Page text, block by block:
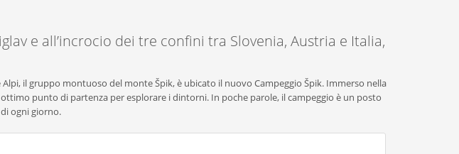
e all’incrocio dei tre confini tra Slovenia, Austria e Italia,
il gruppo montuoso del monte Špik, è ubicato il nuovo Campeggio Špik. Immerso nella
punto di partenza per esplorare i dintorni. In poche parole, il campeggio è un posto
ogni giorno.